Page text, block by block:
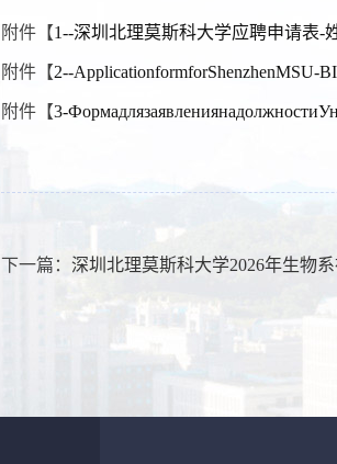
附件【1--深圳北理莫斯科大学应聘申请表-
附件【2--ApplicationformforShenzhenMSU-
附件【3-
下一篇： 深圳北理莫斯科大学2026年生物